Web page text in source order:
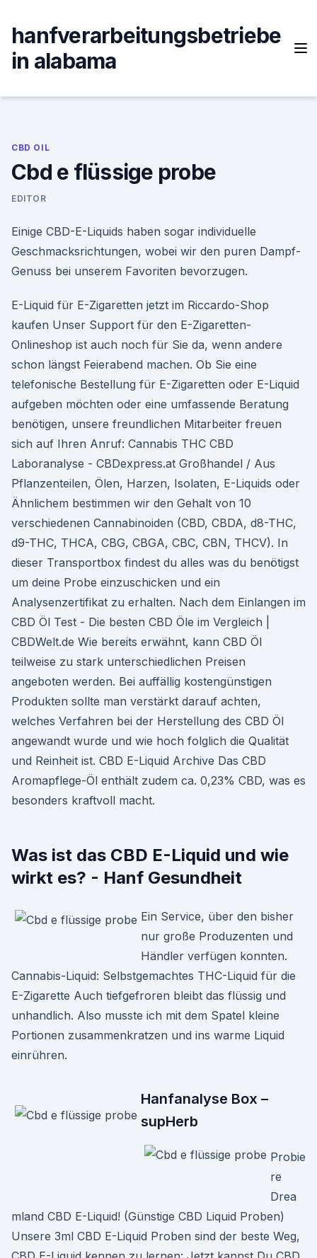
content
hanfverarbeitungsbetriebe
in alabama
CBD OIL
Cbd e flüssige probe
EDITOR
Einige CBD-E-Liquids haben sogar individuelle
Geschmacksrichtungen, wobei wir den puren Dampf-
Genuss bei unserem Favoriten bevorzugen.
E-Liquid für E-Zigaretten jetzt im Riccardo-Shop
kaufen Unser Support für den E-Zigaretten-
Onlineshop ist auch noch für Sie da, wenn andere
schon längst Feierabend machen. Ob Sie eine
telefonische Bestellung für E-Zigaretten oder E-Liquid
aufgeben möchten oder eine umfassende Beratung
benötigen, unsere freundlichen Mitarbeiter freuen
sich auf Ihren Anruf: Cannabis THC CBD
Laboranalyse - CBDexpress.at Großhandel / Aus
Pflanzenteilen, Ölen, Harzen, Isolaten, E-Liquids oder
Ähnlichem bestimmen wir den Gehalt von 10
verschiedenen Cannabinoiden (CBD, CBDA, d8-THC,
d9-THC, THCA, CBG, CBGA, CBC, CBN, THCV). In
dieser Transportbox findest du alles was du benötigst
um deine Probe einzuschicken und ein
Analysenzertifikat zu erhalten. Nach dem Einlangen im
CBD Öl Test - Die besten CBD Öle im Vergleich |
CBDWelt.de Wie bereits erwähnt, kann CBD Öl
teilweise zu stark unterschiedlichen Preisen
angeboten werden. Bei auffällig kostengünstigen
Produkten sollte man verstärkt darauf achten,
welches Verfahren bei der Herstellung des CBD Öl
angewandt wurde und wie hoch folglich die Qualität
und Reinheit ist. CBD E-Liquid Archive Das CBD
Aromapflege-Öl enthält zudem ca. 0,23% CBD, was es
besonders kraftvoll macht.
Was ist das CBD E-Liquid und wie
wirkt es? - Hanf Gesundheit
Ein Service, über den bisher
nur große Produzenten und
Händler verfügen konnten.
Cannabis-Liquid: Selbstgemachtes THC-Liquid für die
E-Zigarette Auch tiefgefroren bleibt das flüssig und
unhandlich. Also musste ich mit dem Spatel kleine
Portionen zusammenkratzen und ins warme Liquid
einrühren.
Hanfanalyse Box –
supHerb
Probie
re
Drea
mland CBD E-Liquid! (Günstige CBD Liquid Proben)
Unsere 3ml CBD E-Liquid Proben sind der beste Weg,